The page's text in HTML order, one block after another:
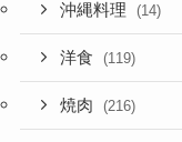
沖縄料理 (14)
洋食 (119)
焼肉 (216)